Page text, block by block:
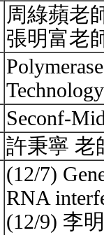
周綠蘋老
張明富老
Seconf-
許秉寧
(12/7)
RNA
(12/9) 李